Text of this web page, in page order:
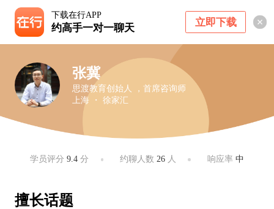
下载在行APP
约高手一对一聊天 立即下载
张冀
思渡教育创始人 ，首席咨询师
上海 ・ 徐家汇
学员评分9.4 分 约聊人数 26人 响应率 中
擅长话题